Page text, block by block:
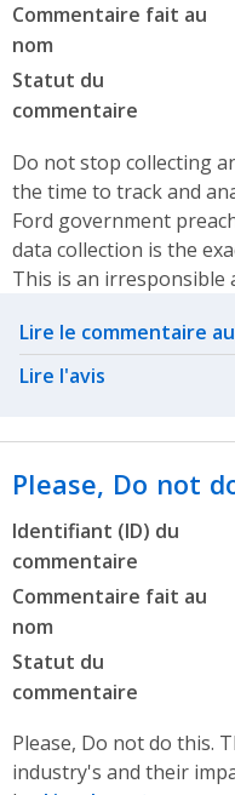
Commentaire fait au
nom
Statut du
commentaire
Do not stop collecting
the time to track and
Ford government
data collection is the
This is an
Related actions
Lire le commentaire
Lire l'avis
Please, Do not
Identifiant (ID) du
commentaire
Commentaire fait au
nom
Statut du
commentaire
Please, Do not do this.
industry's and their